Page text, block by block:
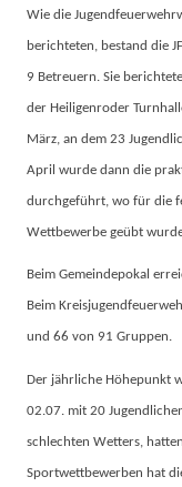
Wie die
berichteten, bestand die
9 Betreuern. Sie
der Heiligenroder
März, an dem 23
April wurde dann die
durchgeführt, wo für die
Wettbewerbe geübt
Beim Gemeindepokal
Beim
und 66 von 91 Gruppen.
Der jährliche Höhepunkt
02.07. mit 20
schlechten Wetters,
Sportwettbewerben hat